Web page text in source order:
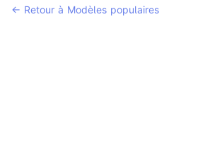
← Retour à Modèles populaires